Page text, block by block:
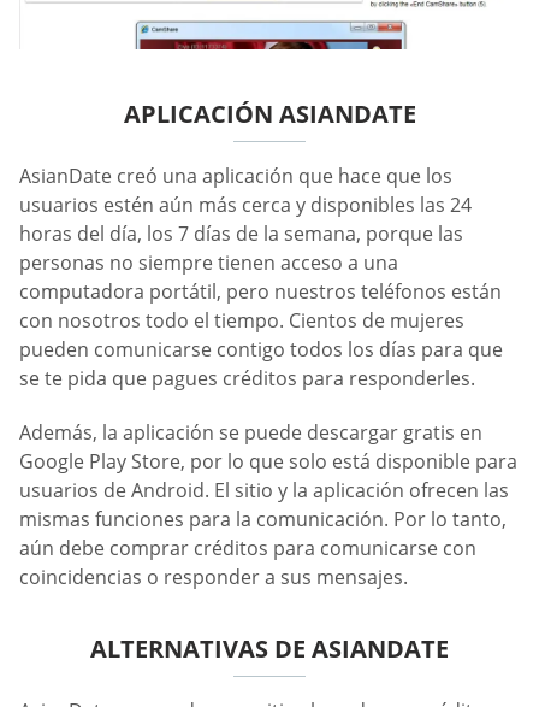
APLICACIÓN ASIANDATE
AsianDate creó una aplicación que hace que los
usuarios estén aún más cerca y disponibles las 24
horas del día, los 7 días de la semana, porque las
personas no siempre tienen acceso a una
computadora portátil, pero nuestros teléfonos están
con nosotros todo el tiempo. Cientos de mujeres
pueden comunicarse contigo todos los días para que
se te pida que pagues créditos para responderles.
Además, la aplicación se puede descargar gratis en
Google Play Store, por lo que solo está disponible para
usuarios de Android. El sitio y la aplicación ofrecen las
mismas funciones para la comunicación. Por lo tanto,
aún debe comprar créditos para comunicarse con
coincidencias o responder a sus mensajes.
ALTERNATIVAS DE ASIANDATE